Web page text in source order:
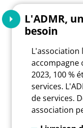
L'ADMR,
besoin
L'association
accompagne
2023, 100 %
services.
de services.
association